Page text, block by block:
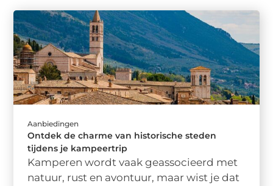
Aanbiedingen
Ontdek de charme van historische steden
tijdens je kampeertrip
Kamperen wordt vaak geassocieerd met
natuur, rust en avontuur, maar wist je dat